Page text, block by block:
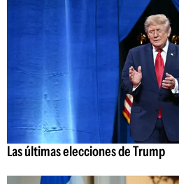
Las últimas elecciones de Trump